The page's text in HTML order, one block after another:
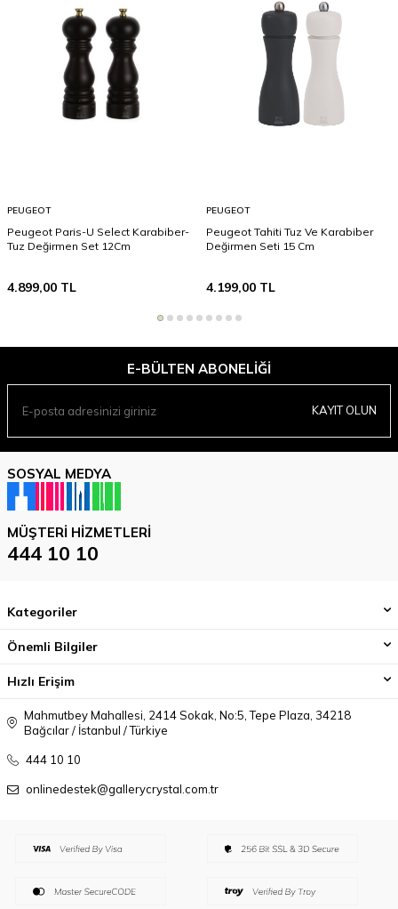
PEUGEOT
Peugeot Paris-U Select Karabiber-
Tuz Değirmen Set 12Cm
4.899,00 TL
PEUGEOT
Peugeot Tahiti Tuz Ve Karabiber
Değirmen Seti 15 Cm
4.199,00TL
E-BÜLTEN ABONELIĞI
KAYIT OLUN
SOSYAL MEDYA
MÜŞTERI HIZMETLERI
444 10 10
Kategoriler
Önemli Bilgiler
Hızlı Erişim
Mahmutbey Mahallesi, 2414 Sokak, No:5, Tepe Plaza, 34218
Bağcılar / İstanbul / Türkiye
444 10 10
onlinedestek@gallerycrystal.com.tr